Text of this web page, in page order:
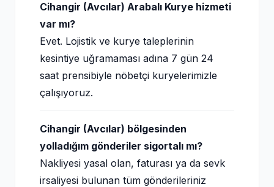
Cihangir (Avcılar) Arabalı Kurye hizmeti
var mı?
Evet. Lojistik ve kurye taleplerinin
kesintiye uğramaması adına 7 gün 24
saat prensibiyle nöbetçi kuryelerimizle
çalışıyoruz.
Cihangir (Avcılar) bölgesinden
yolladığım gönderiler sigortalı mı?
Nakliyesi yasal olan, faturası ya da sevk
irsaliyesi bulunan tüm gönderileriniz